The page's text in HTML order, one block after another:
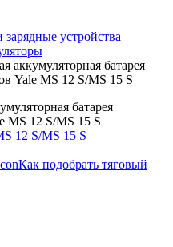
устройства
аккумуляторная батарея
Yale MS 12 S/MS 15 S
батарея
MS 12 S/MS 15 S
Как подобрать тяговый